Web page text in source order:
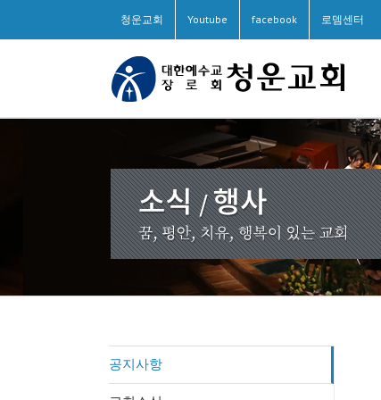
청운교회 Youtube facebook 로뎀센터
공지사항